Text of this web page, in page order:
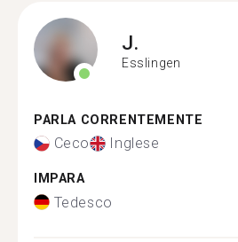
J.
Esslingen
PARLA CORRENTEMENTE
Ceco Inglese
IMPARA
Tedesco